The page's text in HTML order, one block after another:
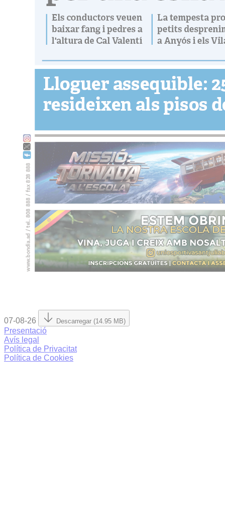
07-08-26 Descarregar (14.95 MB)
Presentació
Avís legal
Política de Privacitat
Política de Cookies